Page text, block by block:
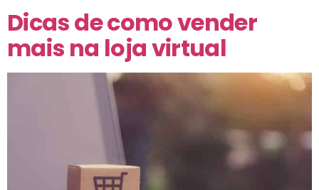
Dicas de como vender
mais na loja virtual